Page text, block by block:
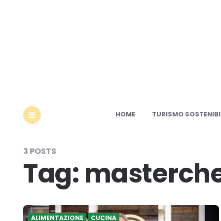
HOME TURISMO
3 POSTS
Tag:
ALIMENTAZIONE CUCINA